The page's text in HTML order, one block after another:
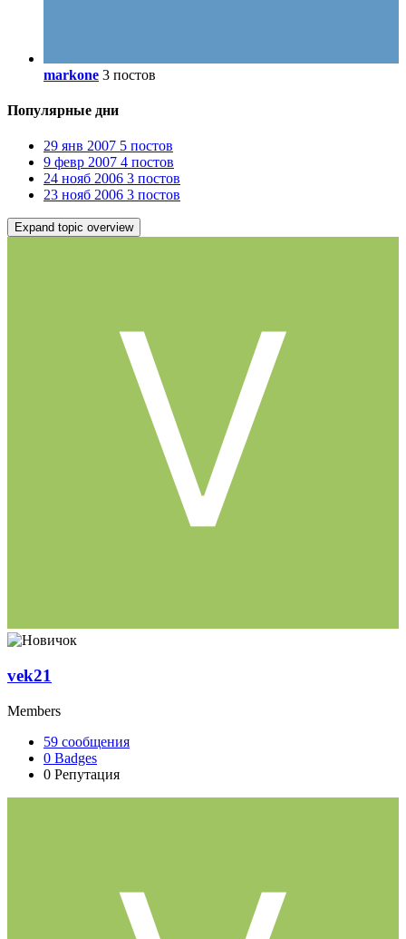
markone 3 постов
Популярные дни
29 янв 2007 5 постов
9 февр 2007 4 постов
24 нояб 2006 3 постов
23 нояб 2006 3 постов
Expand topic overview
vek21
Members
59 сообщения
0 Badges
0 Репутация